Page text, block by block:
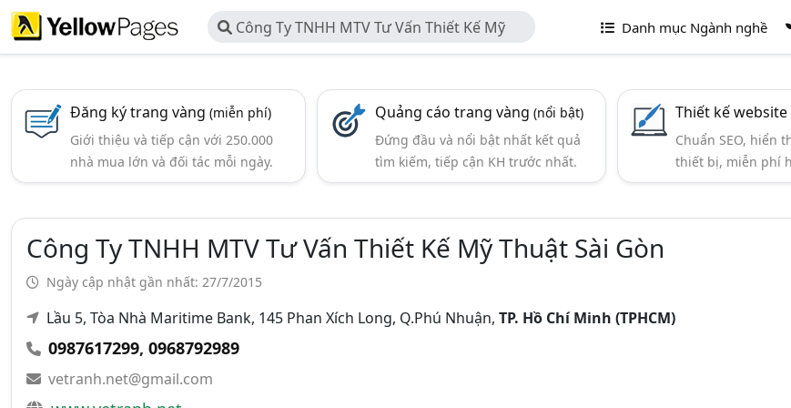
Công Ty TNHH MTV Tư Vấn Thiết Kế Mỹ
Thuật Sài Gòn
Danh mục Ngành nghề
Đăng ký trang vàng (miễn phí)
Giới thiệu và tiếp cận với 250.000
nhà mua lớn và đối tác mỗi ngày.
Quảng cáo trang vàng(nổi bật)
Đứng đầu và nổi bật nhất kết quả
tìm kiếm, tiếp cận KH trước nhất.
Thiết kế
Chuẩn SEO, hiển
thiết bị, miễn phí
Công Ty TNHH MTV Tư Vấn Thiết Kế Mỹ Thuật Sài Gòn
Ngày cập nhật gần nhất: 27/7/2015
Lầu 5, Tòa Nhà Maritime Bank, 145 Phan Xích Long, Q.Phú Nhuận, TP. Hồ Chí Minh (TPHCM)
0987617299, 0968792989
vetranh.net@gmail.com